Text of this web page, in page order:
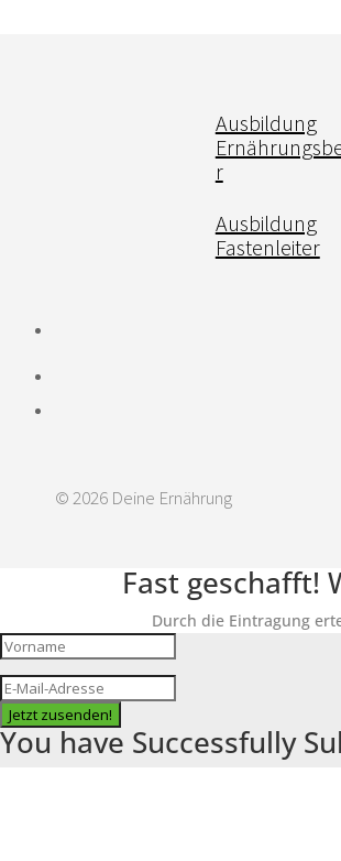
Ausbildung
r
Ausbildung
Fastenleiter
© 2026 Deine Ernährung
Fast geschafft!
Durch die Eintragung
Jetzt zusenden!
You have Successfully